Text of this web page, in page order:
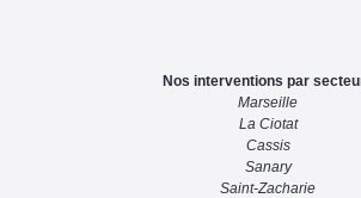
Nos interventions par
Marseille
La Ciotat
Cassis
Sanary
Saint-Zacharie